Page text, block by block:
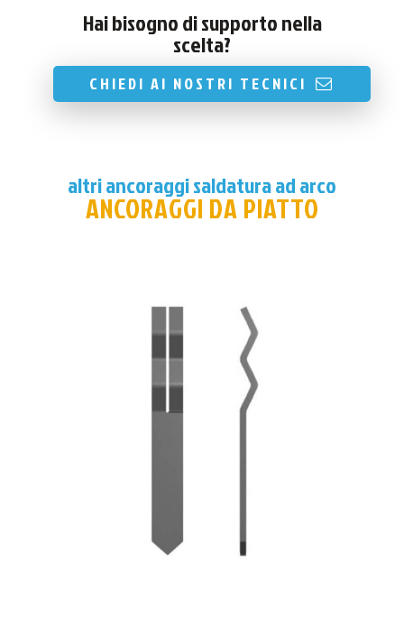
Hai bisogno di supporto nella
scelta?
CHIEDI AI NOSTRI TECNICI
altri ancoraggi saldatura ad arco
ANCORAGGI DA PIATTO